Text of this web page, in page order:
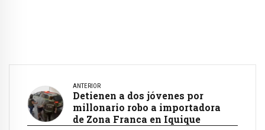
ANTERIOR
Detienen a dos jóvenes por
millonario robo a importadora
de Zona Franca en Iquique